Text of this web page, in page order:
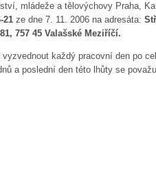
mládeže a tělovýchovy Praha,
21ze dne 7. 11. 2006 na adresáta:
757 45 Valašské Meziříčí.
každý pracovní den po
a poslední den této lhůty se